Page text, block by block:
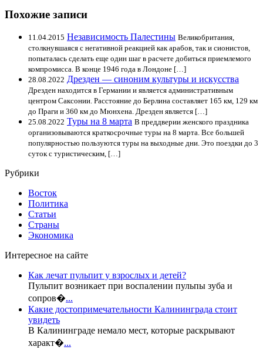
Похожие записи
11.04.2015 Независимость Палестины Великобритания,
столкнувшаяся с негативной реакцией как арабов, так и сионистов,
попыталась сделать еще один шаг в расчете добиться приемлемого
компромисса. В конце 1946 года в Лондоне […]
28.08.2022 Дрезден — синоним культуры и искусства
Дрезден находится в Германии и является административным
центром Саксонии. Расстояние до Берлина составляет 165 км, 129 км
до Праги и 360 км до Мюнхена. Дрезден является […]
25.08.2022 Туры на 8 марта В преддверии женского праздника
организовываются краткосрочные туры на 8 марта. Все большей
популярностью пользуются туры на выходные дни. Это поездки до 3
суток с туристическим, […]
Рубрики
Восток
Политика
Статьи
Страны
Экономика
Интересное на сайте
Как лечат пульпит у взрослых и детей?
Пульпит возникает при воспалении пульпы зуба и
сопров�...
Какие достопримечательности Калининграда стоит
увидеть
В Калининграде немало мест, которые раскрывают
характ�...